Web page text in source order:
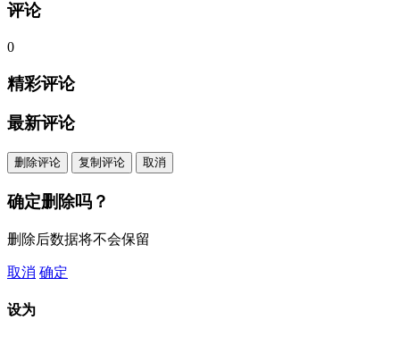
评论
0
精彩评论
最新评论
删除评论 复制评论 取消
确定删除吗？
删除后数据将不会保留
取消 确定
设为